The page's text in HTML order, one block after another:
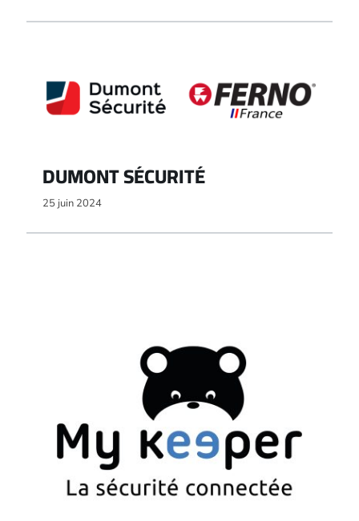
DUMONT SÉCURITÉ
25 juin 2024